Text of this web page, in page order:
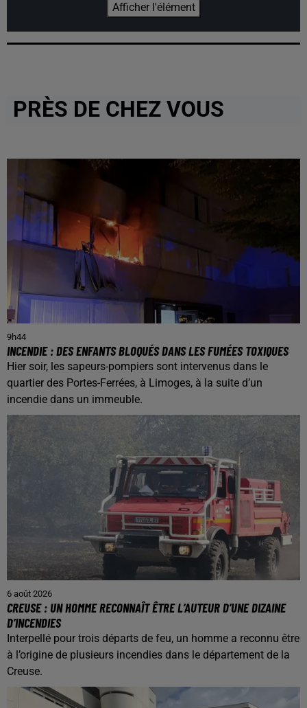
Afficher l'élément
PRÈS DE CHEZ VOUS
9h44
INCENDIE : DES ENFANTS BLOQUÉS DANS LES FUMÉES TOXIQUES
Hier soir, les sapeurs-pompiers sont intervenus dans le
quartier des Portes-Ferrées, à Limoges, à la suite d’un
incendie dans un immeuble.
6 août 2026
CREUSE : UN HOMME RECONNAÎT ÊTRE L’AUTEUR D’UNE DIZAINE
D’INCENDIES
Interpellé pour trois départs de feu, un homme a reconnu être
à l’origine de plusieurs incendies dans le département de la
Creuse.